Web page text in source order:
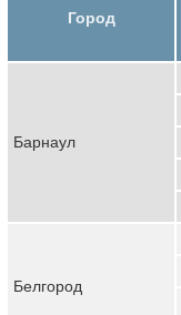
Город
Барнаул
Белгород